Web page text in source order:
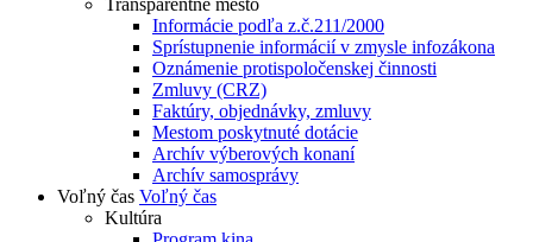
Transparentné mesto
Informácie podľa z.č.211/2000
Sprístupnenie informácií v zmysle infozákona
Oznámenie protispoločenskej činnosti
Zmluvy (CRZ)
Faktúry, objednávky, zmluvy
Mestom poskytnuté dotácie
Archív výberových konaní
Archív samosprávy
Voľný čas Voľný čas
Kultúra